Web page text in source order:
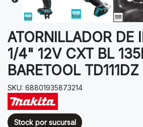
ATORNILLADOR DE
1/4" 12V CXT BL
BARETOOL
SKU: 68801935873214
Stock por sucursal